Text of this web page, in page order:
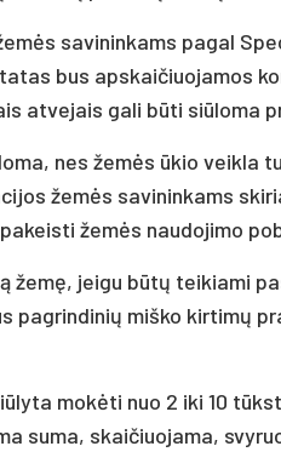
savininkams pagal
bus apskaičiuojamos
atvejais gali būti siūloma
nes žemės ūkio veikla
žemės savininkams
žemės naudojimo
žemę, jeigu būtų teikiami
pagrindinių miško kirtimų
mokėti nuo 2 iki 10
suma, skaičiuojama,